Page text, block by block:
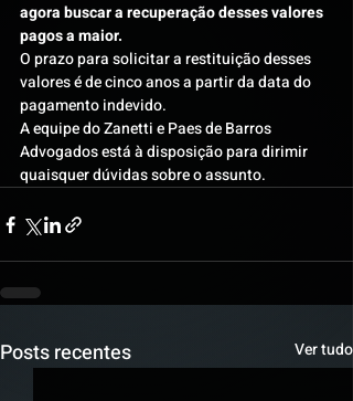
agora buscar a recuperação desses valores
pagos a maior.
O prazo para solicitar a restituição desses
valores é de cinco anos a partir da data do
pagamento indevido.
A equipe do Zanetti e Paes de Barros
Advogados está à disposição para dirimir
quaisquer dúvidas sobre o assunto.
Posts recentes Ver tudo